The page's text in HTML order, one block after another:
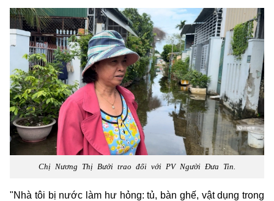
Chị Nương Thị Bưởi trao đổi với PV Người Đưa Tin.
"Nhà tôi bị nước làm hư hỏng: tủ, bàn ghế, vật dụng trong